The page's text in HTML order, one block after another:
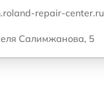
repair-center.ru
Салимжанова, 5